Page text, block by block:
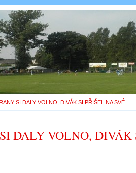
SI DALY VOLNO, DIVÁK SI PŘIŠEL NA SVÉ
DALY VOLNO, DIVÁK